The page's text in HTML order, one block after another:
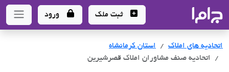
- سامانه جامع املاک و مشاورین املاک
ثبت ملک ورود
اتحادیه های املاک اتحادیه های املاک
استان کرمانشاه
اتحادیه صنف مشاوران املاک قصرشیرین